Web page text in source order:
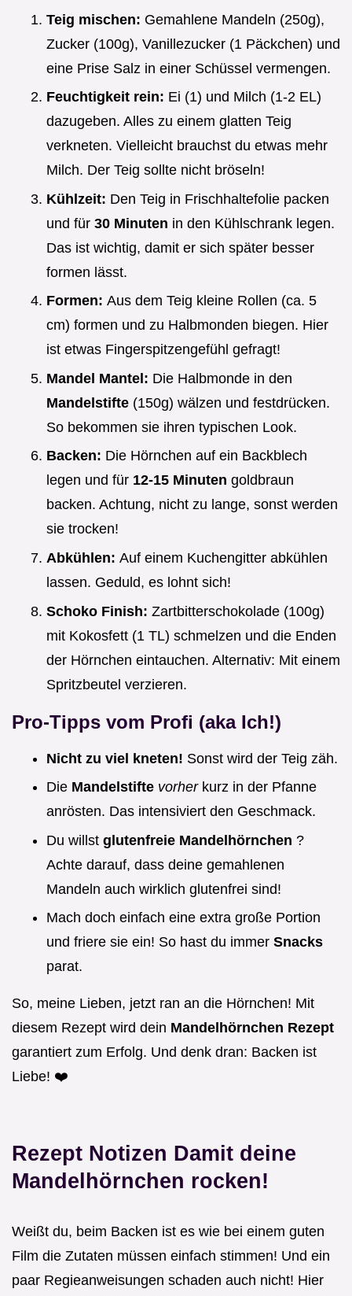
Teig mischen: Gemahlene Mandeln (250g),
Zucker (100g), Vanillezucker (1 Päckchen) und
eine Prise Salz in einer Schüssel vermengen.
Feuchtigkeit rein: Ei (1) und Milch (1-2 EL)
dazugeben. Alles zu einem glatten Teig
verkneten. Vielleicht brauchst du etwas mehr
Milch. Der Teig sollte nicht bröseln!
Kühlzeit: Den Teig in Frischhaltefolie packen
und für 30 Minuten in den Kühlschrank legen.
Das ist wichtig, damit er sich später besser
formen lässt.
Formen: Aus dem Teig kleine Rollen (ca. 5
cm) formen und zu Halbmonden biegen. Hier
ist etwas Fingerspitzengefühl gefragt!
Mandel Mantel: Die Halbmonde in den
Mandelstifte (150g) wälzen und festdrücken.
So bekommen sie ihren typischen Look.
Backen: Die Hörnchen auf ein Backblech
legen und für 12-15 Minuten goldbraun
backen. Achtung, nicht zu lange, sonst werden
sie trocken!
Abkühlen: Auf einem Kuchengitter abkühlen
lassen. Geduld, es lohnt sich!
Schoko Finish: Zartbitterschokolade (100g)
mit Kokosfett (1 TL) schmelzen und die Enden
der Hörnchen eintauchen. Alternativ: Mit einem
Spritzbeutel verzieren.
Pro-Tipps vom Profi (aka Ich!)
Nicht zu viel kneten! Sonst wird der Teig zäh.
Die Mandelstifte vorher kurz in der Pfanne
anrösten. Das intensiviert den Geschmack.
Du willst glutenfreie Mandelhörnchen ?
Achte darauf, dass deine gemahlenen
Mandeln auch wirklich glutenfrei sind!
Mach doch einfach eine extra große Portion
und friere sie ein! So hast du immer Snacks
parat.
So, meine Lieben, jetzt ran an die Hörnchen! Mit
diesem Rezept wird dein Mandelhörnchen Rezept
garantiert zum Erfolg. Und denk dran: Backen ist
Liebe! ❤️
Rezept Notizen Damit deine
Mandelhörnchen rocken!
Weißt du, beim Backen ist es wie bei einem guten
Film die Zutaten müssen einfach stimmen! Und ein
paar Regieanweisungen schaden auch nicht! Hier